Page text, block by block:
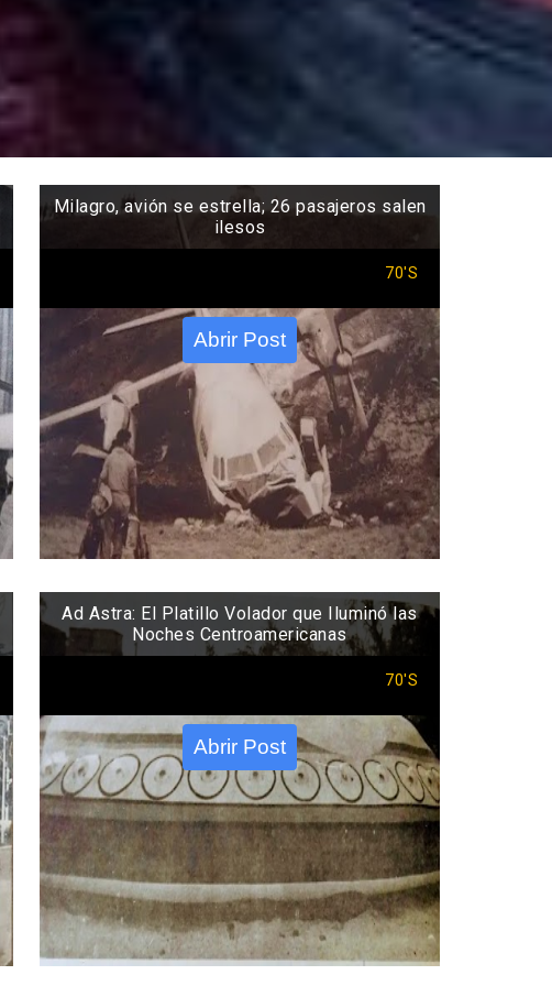
Milagro, avión se estrella; 26 pasajeros salen
ilesos
70'S
Abrir Post
Ad Astra: El Platillo Volador que Iluminó las
Noches Centroamericanas
70'S
Abrir Post